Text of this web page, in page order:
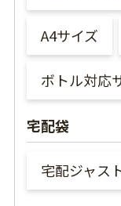
A4サイズ
ボトル対応
宅配袋
宅配ジャス